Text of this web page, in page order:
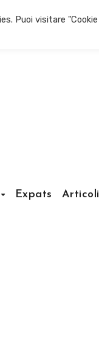
Expats Articoli
Puoi visitare "Cookie